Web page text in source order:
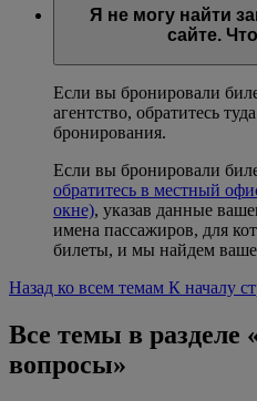
Я не могу найти
сайте.
Если вы бронировали
агентство, обратитесь
бронирования.
Если вы бронировали
обратитесь в местный
окне), указав данные
имена пассажиров, для
билеты, и мы найдем
Назад ко всем темам К началу
Все темы в разделе
вопросы»